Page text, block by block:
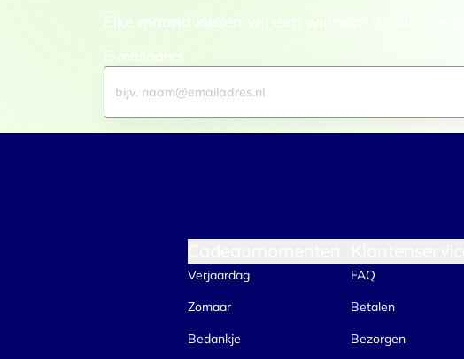
Elke maand kiezen wij een winnaar uit alle
E-mailadres
Verjaardag
Zomaar
Bedankje
FAQ
Betalen
Bezorgen